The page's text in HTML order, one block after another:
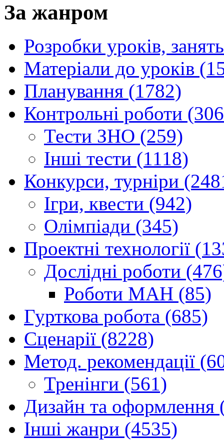
За жанром
Розробки уроків,
Матеріали до уроків
Планування (1782)
Контрольні роботи
Тести ЗНО (259)
Інші тести (1118)
Конкурси, турніри
Ігри, квести (942)
Олімпіади (345)
Проектні технології
Дослідні роботи
Роботи МАН (85)
Гурткова робота (685)
Сценарії (8228)
Метод. рекомендації
Тренінги (561)
Дизайн та оформлення
Інші жанри (4535)